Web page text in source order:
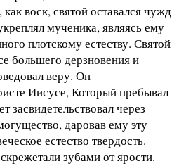
как воск, святой оставался чужд
мученика, являясь ему
плотскому естеству. Святой
большего дерзновения и
веру. Он
Иисусе, Который пребывал
засвидетельствовал через
даровав ему эту
естество твердость.
зубами от ярости.